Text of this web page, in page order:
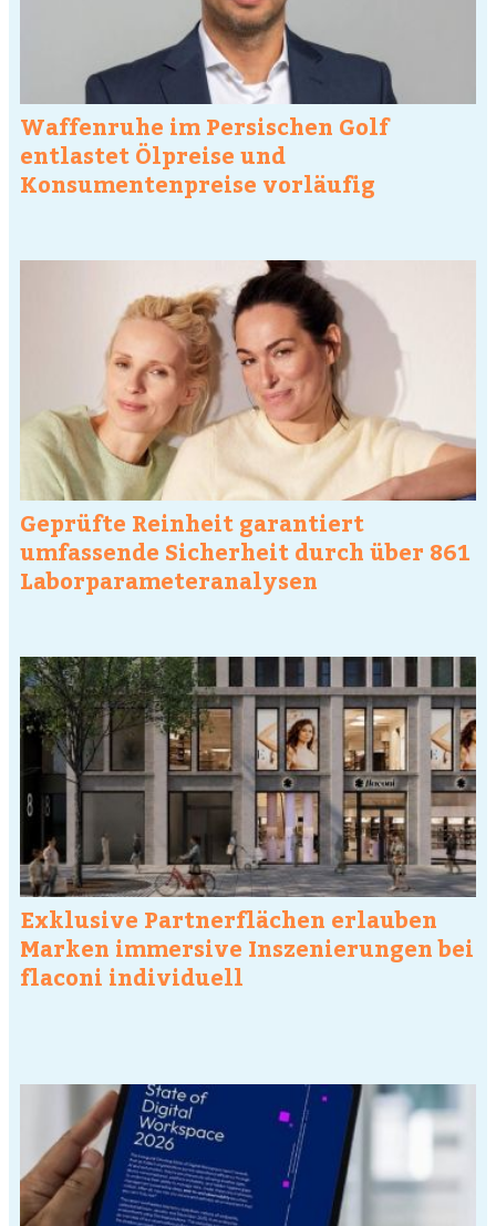
Waffenruhe im Persischen Golf
entlastet Ölpreise und
Konsumentenpreise vorläufig
Geprüfte Reinheit garantiert
umfassende Sicherheit durch über 861
Laborparameteranalysen
Exklusive Partnerflächen erlauben
Marken immersive Inszenierungen bei
flaconi individuell